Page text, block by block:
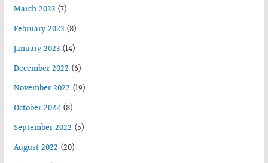
March 2023(7)
February 2023(8)
January 2023(14)
December 2022 (6)
November 2022 (19)
October 2022 (8)
September 2022 (5)
August 2022 (20)